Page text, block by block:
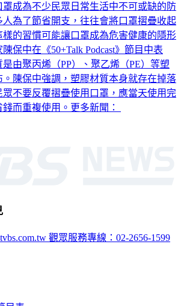
成為不少民眾日常生活中不可或缺的防
為了節省開支，往往會將口罩摺疊收起
的習慣可能讓口罩成為危害健康的隱形
保中在《50+Talk Podcast》節目中表
由聚丙烯（PP）、聚乙烯（PE）等塑
陳保中強調，塑膠材質本身就存在掉落
不要反覆摺疊使用口罩，應當天使用完
而重複使用。更多新聞：
觀眾服務專線：02-2656-1599